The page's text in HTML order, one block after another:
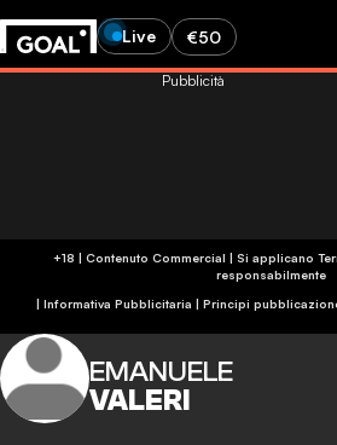
Live €50
+18 | Contenuto Commercial | Si applicano
responsabilmente
| Informativa Pubblicitaria | Principi
Pubblicità
EMANUELE
VALERI